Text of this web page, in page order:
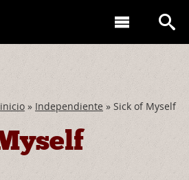
» Independiente » Sick of Myself